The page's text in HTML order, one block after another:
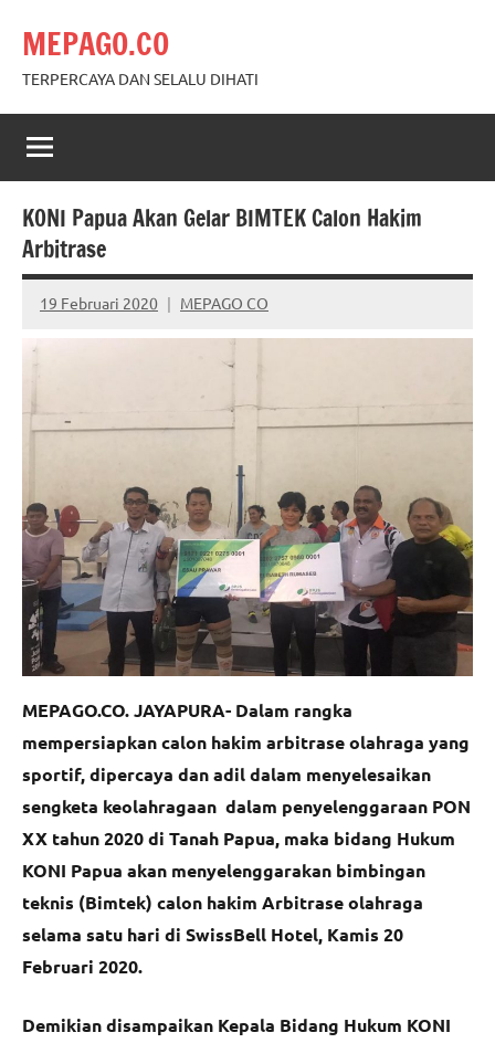
content
MEPAGO.CO
TERPERCAYA DAN SELALU DIHATI
KONI Papua Akan Gelar BIMTEK Calon Hakim
Arbitrase
19 Februari 2020 MEPAGO CO
No
comments
MEPAGO.CO. JAYAPURA- Dalam rangka
mempersiapkan calon hakim arbitrase olahraga yang
sportif, dipercaya dan adil dalam menyelesaikan
sengketa keolahragaan dalam penyelenggaraan PON
XX tahun 2020 di Tanah Papua, maka bidang Hukum
KONI Papua akan menyelenggarakan bimbingan
teknis (Bimtek) calon hakim Arbitrase olahraga
selama satu hari di SwissBell Hotel, Kamis 20
Februari 2020.
Demikian disampaikan Kepala Bidang Hukum KONI